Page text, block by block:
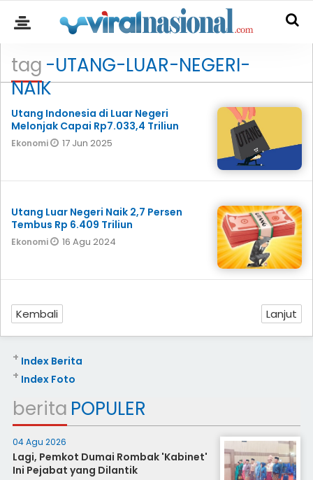
tag -UTANG-LUAR-NEGERI-
NAIK
Utang Indonesia di Luar Negeri
Melonjak Capai Rp7.033,4 Triliun
Ekonomi 17 Jun 2025
Utang Luar Negeri Naik 2,7 Persen
Tembus Rp 6.409 Triliun
Ekonomi 16 Agu 2024
Kembali Lanjut
Index Berita
+
Index Foto
+
berita POPULER
04 Agu 2026
Lagi, Pemkot Dumai Rombak 'Kabinet'
Ini Pejabat yang Dilantik